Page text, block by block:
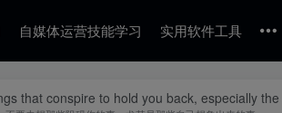
自媒体运营技能学习 实用软件工具
that conspire to hold you back, especially